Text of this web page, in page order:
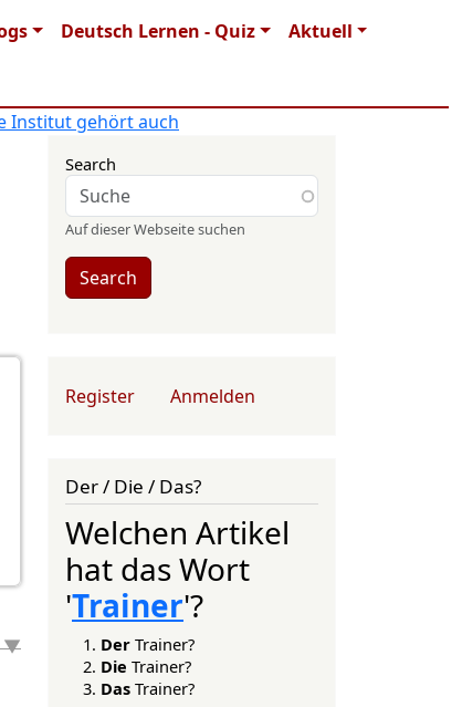
Deutsch Lernen - Quiz
Aktuell
Institut gehört auch
Search
Auf dieser Webseite suchen
Search
User account menu
Register Anmelden
Der / Die / Das?
Welchen Artikel
hat das Wort
'Trainer'?
Der Trainer?
Die Trainer?
Das Trainer?